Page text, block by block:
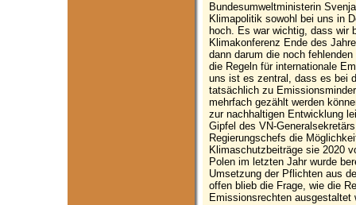
Bundesumweltministerin
Klimapolitik sowohl bei uns in
hoch. Es war wichtig, dass wir
Klimakonferenz Ende des
dann darum die noch
die Regeln für internationale
uns ist es zentral, dass es bei
tatsächlich zu
mehrfach gezählt werden
zur nachhaltigen Entwicklung
Gipfel des VN-
Regierungschefs die
Klimaschutzbeiträge sie 2020
Polen im letzten Jahr wurde
Umsetzung der Pflichten aus
offen blieb die Frage, wie die
Emissionsrechten ausgestaltet